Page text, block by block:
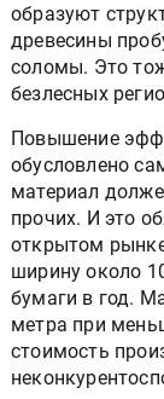
образуют
древесины
соломы. Это
безлесных
Повышение
обусловлено
материал
прочих. И это
открытом
ширину около
бумаги в год.
метра при
стоимость